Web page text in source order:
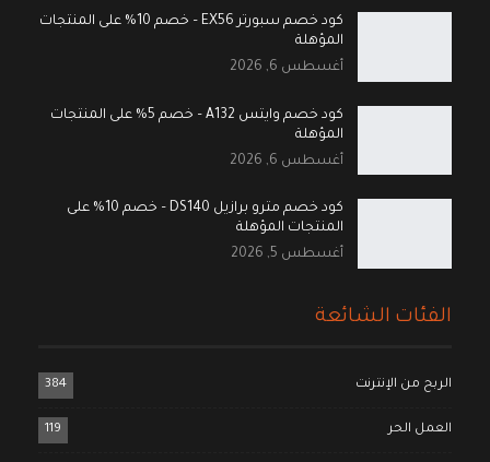
كود خصم سبورتر EX56 – خصم 10% على المنتجات
المؤهلة
أغسطس 6, 2026
كود خصم وايتس A132 – خصم 5% على المنتجات
المؤهلة
أغسطس 6, 2026
كود خصم مترو برازيل DS140 – خصم 10% على
المنتجات المؤهلة
أغسطس 5, 2026
الفئات الشائعة
الربح من الإنترنت 384
العمل الحر 119